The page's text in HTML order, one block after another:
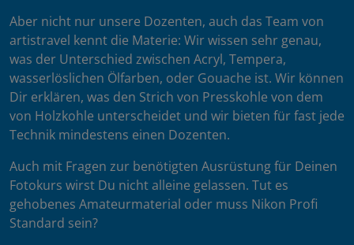
Aber nicht nur unsere Dozenten, auch das Team von
artistravel kennt die Materie: Wir wissen sehr genau,
was der Unterschied zwischen Acryl, Tempera,
wasserlöslichen Ölfarben, oder Gouache ist. Wir können
Dir erklären, was den Strich von Presskohle von dem
von Holzkohle unterscheidet und wir bieten für fast jede
Technik mindestens einen Dozenten.
Auch mit Fragen zur benötigten Ausrüstung für Deinen
Fotokurs wirst Du nicht alleine gelassen. Tut es
gehobenes Amateurmaterial oder muss Nikon Profi
Standard sein?